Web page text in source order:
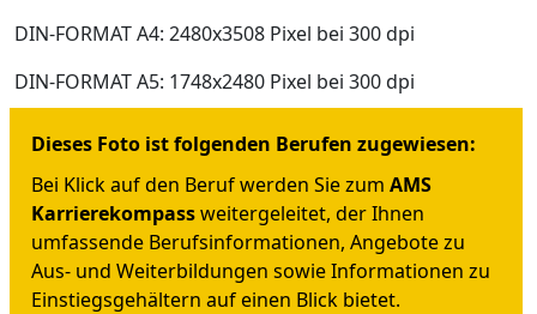
DIN-FORMAT A4: 2480x3508 Pixel bei 300 dpi
DIN-FORMAT A5: 1748x2480 Pixel bei 300 dpi
Dieses Foto ist folgenden Berufen zugewiesen:
Bei Klick auf den Beruf werden Sie zum AMS
Karrierekompassweitergeleitet, der Ihnen
umfassende Berufsinformationen, Angebote zu
Aus- und Weiterbildungen sowie Informationen zu
Einstiegsgehältern auf einen Blick bietet.